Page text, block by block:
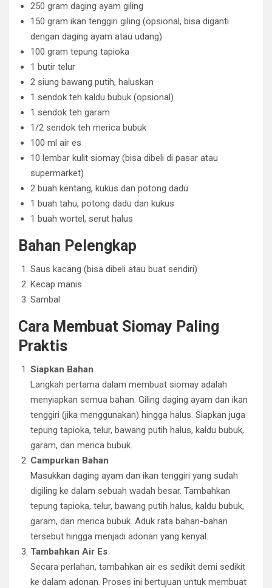
250 gram daging ayam giling
150 gram ikan tenggiri giling (opsional, bisa diganti
dengan daging ayam atau udang)
100 gram tepung tapioka
1 butir telur
2 siung bawang putih, haluskan
1 sendok teh kaldu bubuk (opsional)
1 sendok teh garam
1/2 sendok teh merica bubuk
100 ml air es
10 lembar kulit siomay (bisa dibeli di pasar atau
supermarket)
2 buah kentang, kukus dan potong dadu
1 buah tahu, potong dadu dan kukus
1 buah wortel, serut halus
Bahan Pelengkap
Saus kacang (bisa dibeli atau buat sendiri)
Kecap manis
Sambal
Cara Membuat Siomay Paling
Praktis
Siapkan Bahan
Langkah pertama dalam membuat siomay adalah
menyiapkan semua bahan. Giling daging ayam dan ikan
tenggiri (jika menggunakan) hingga halus. Siapkan juga
tepung tapioka, telur, bawang putih halus, kaldu bubuk,
garam, dan merica bubuk.
Campurkan Bahan
Masukkan daging ayam dan ikan tenggiri yang sudah
digiling ke dalam sebuah wadah besar. Tambahkan
tepung tapioka, telur, bawang putih halus, kaldu bubuk,
garam, dan merica bubuk. Aduk rata bahan-bahan
tersebut hingga menjadi adonan yang kenyal.
Tambahkan Air Es
Secara perlahan, tambahkan air es sedikit demi sedikit
ke dalam adonan. Proses ini bertujuan untuk membuat